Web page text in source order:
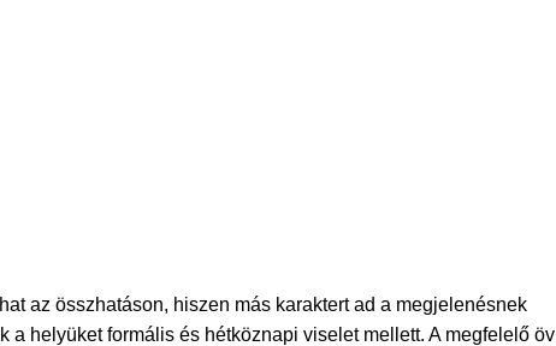
az összhatáson, hiszen más karaktert ad a megjelenésnek
helyüket formális és hétköznapi viselet mellett. A megfelelő öv